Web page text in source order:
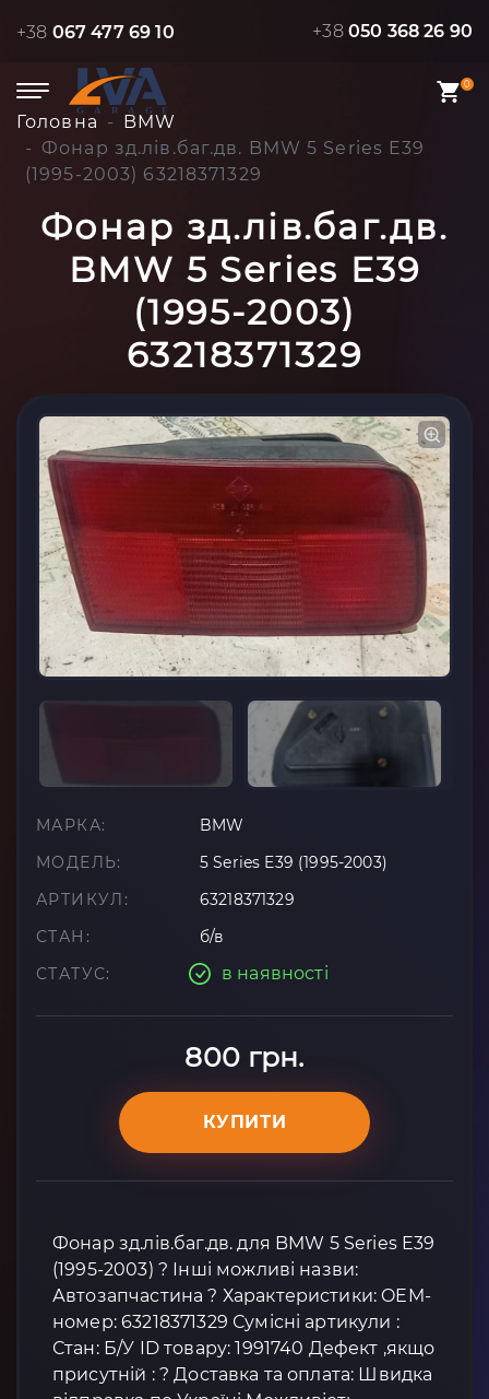
+38 067 477 69 10 +38 050 368 26 90
0
Головна
BMW
Фонар зд.лів.баг.дв. BMW 5 Series E39
(1995-2003) 63218371329
Фонар зд.лів.баг.дв.
BMW 5 Series E39
(1995-2003)
63218371329
МАРКА:
BMW
МОДЕЛЬ:
5 Series E39 (1995-2003)
АРТИКУЛ:
63218371329
СТАН:
б/в
СТАТУС:
в наявності
800 грн.
КУПИТИ
Фонар зд.лів.баг.дв. для BMW 5 Series E39
(1995-2003) ? Інші можливі назви:
Автозапчастина ? Характеристики: OEM-
номер: 63218371329 Сумісні артикули :
Стан: Б/У ID товару: 1991740 Дефект ,якщо
присутній : ? Доставка та оплата: Швидка